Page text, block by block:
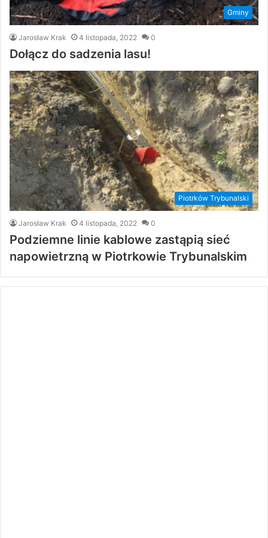
Gminy
Jarosław Krak 4 listopada, 2022 0
Dołącz do sadzenia lasu!
Piotrków Trybunalski
Jarosław Krak 4 listopada, 2022 0
Podziemne linie kablowe zastąpią sieć
napowietrzną w Piotrkowie Trybunalskim